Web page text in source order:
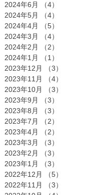
2024年6月
（4）
2024年5月
（4）
2024年4月
（5）
2024年3月
（4）
2024年2月
（2）
2024年1月
（1）
2023年12月
（3）
2023年11月
（4）
2023年10月
（3）
2023年9月
（3）
2023年8月
（3）
2023年7月
（2）
2023年4月
（2）
2023年3月
（3）
2023年2月
（3）
2023年1月
（3）
2022年12月
（5）
2022年11月
（3）